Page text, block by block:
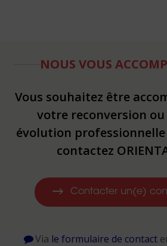
NOUS VOUS
Vous souhaitez être
votre reconversion
évolution
contactez
Contacter un(e)
Via le formulaire de contact